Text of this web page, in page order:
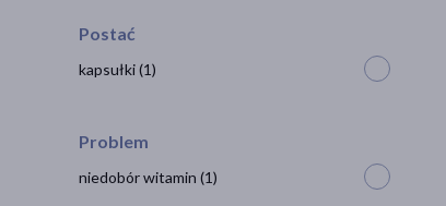
Postać
kapsułki(1)
Problem
niedobór witamin (1)